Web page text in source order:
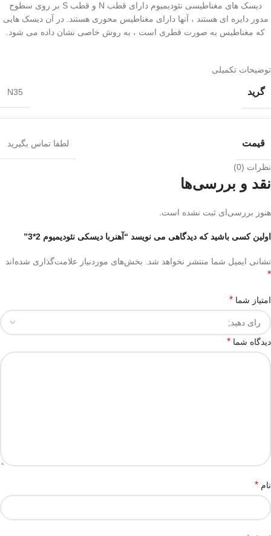
دیسک های مغناطیسی نئودیمیوم دارای قطب N و قطب S بر روی سطوح
مدور دایره ای هستند ، آنها دارای مغناطیس محوری هستند. در آن دیسک هایی
که مغناطیس به صورت قطری است ، به روش خاصی نشان داده می شود.
توضیحات تکمیلی
گرید N35
قیمت لطفا تماس بگیرید
نظرات (0)
نقد و بررسی‌ها
هنوز بررسی‌ای ثبت نشده است.
اولین کسی باشید که دیدگاهی می نویسد “آهنربا دیسکی نئودیمیوم 2*3”
نشانی ایمیل شما منتشر نخواهد شد. بخش‌های موردنیاز علامت‌گذاری شده‌اند
*
امتیاز شما *
دیدگاه شما *
نام *